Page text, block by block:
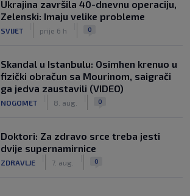
Ukrajina završila 40-dnevnu operaciju,
Zelenski: Imaju velike probleme
SVIJET prije 6 h 0
Skandal u Istanbulu: Osimhen krenuo u
fizički obračun sa Mourinom, saigrači
ga jedva zaustavili (VIDEO)
NOGOMET 8. aug. 0
Doktori: Za zdravo srce treba jesti
dvije supernamirnice
ZDRAVLJE 7. aug. 0